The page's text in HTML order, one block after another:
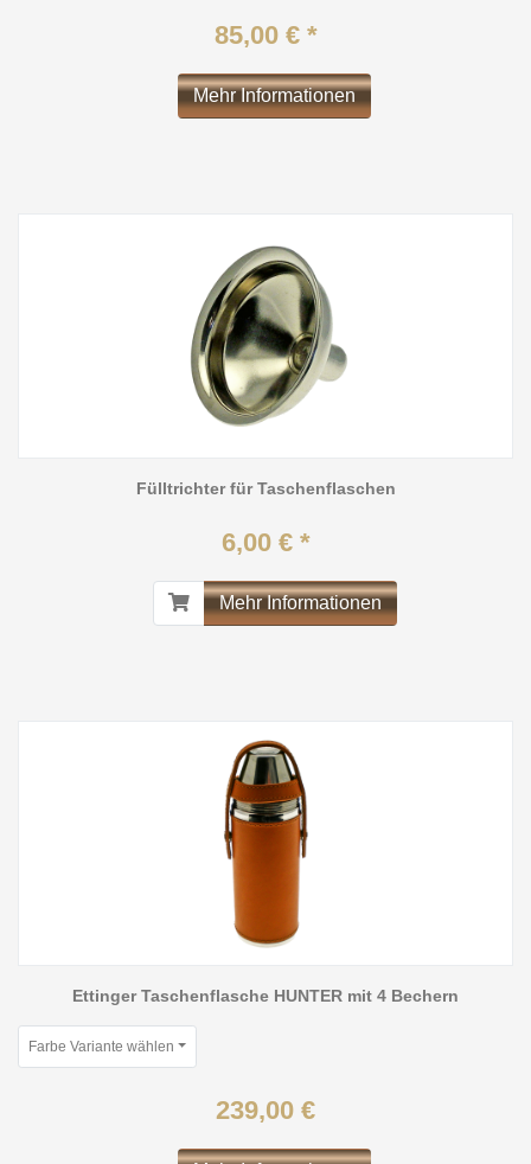
85,00 € *
Mehr Informationen
Fülltrichter für Taschenflaschen
6,00 € *
Mehr Informationen
Ettinger Taschenflasche HUNTER mit 4 Bechern
Farbe Variante wählen
239,00 €